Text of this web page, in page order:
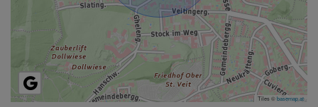
Tiles ©basemap.at